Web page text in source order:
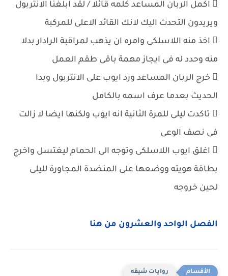
 اكمل الربان المساعد كلمه قائلا / لقد ابلغنا الانتربول
ويريدون التحدث اليك لانك القائد الاعلى للمركبة
 اخذ منه اللاسلكى وامره ان يذهب لمراقبة الرادار بدلا
منه وحدد له فى ايجاز مهمة باقى طقم العمل
 خرج الربان المساعد ورد ايوب على الانتربول وبدا
الحديث بعدما عرف اسمه بالكامل
 تاكدت ليلى للمرة الثانية انه ايوب ولكنها ايضا لا زالت
فى نصف الوعى
 اغلق ايوب اللاسلكى وتوجه الى الحمام ليغتسل واخرج
بطاقة هويته ووضعها على المنضدة المجاورة لليلى
لحين خروجه
الفصل الواحد والعشرون من هنا
روايات شيقه